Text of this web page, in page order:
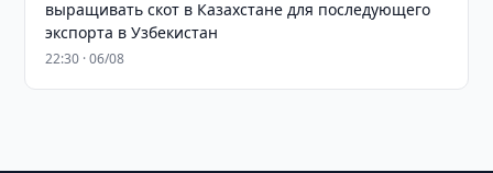
выращивать скот в Казахстане для последующего
экспорта в Узбекистан
22:30 · 06/08